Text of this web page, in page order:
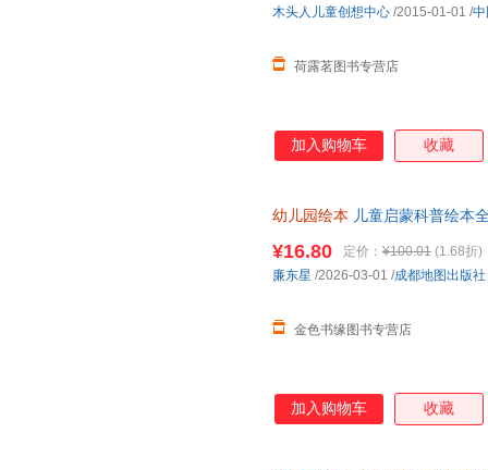
荷露茗图书专营店
木头人儿童创想中心 /2015-01-01 /
加入购物车 收藏
幼儿园绘本 儿童启蒙科普绘本
¥16.80 定价： ¥100.01 (1.68折)
金色书缘图书专营店
廉东星 /2026-03-01 /成都地图出版社
加入购物车 收藏